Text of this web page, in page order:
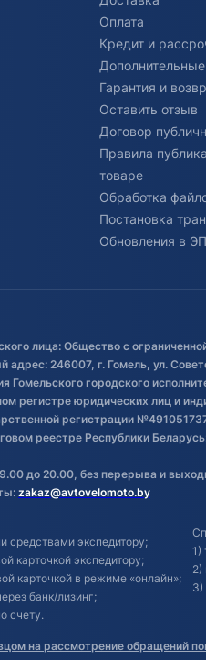
Оплата
Кредит и
Гарантия и
Оставить отзыв
Договор
Правила
товаре
Обработка
Постановка
Обновления в
лица: Общество с
адрес: 246007, г. Гомель, ул.
Гомельского городского
регистре юридических лиц и
регистрации
реестре Республики
до 20.00, без перерыва и
zakaz@avtovelomoto.by
экспедитору;
карточкой экспедитору;
карточкой в режиме «онлайн»;
банк/лизинг;
счету.
1)
2)
3)
на рассмотрение обращений